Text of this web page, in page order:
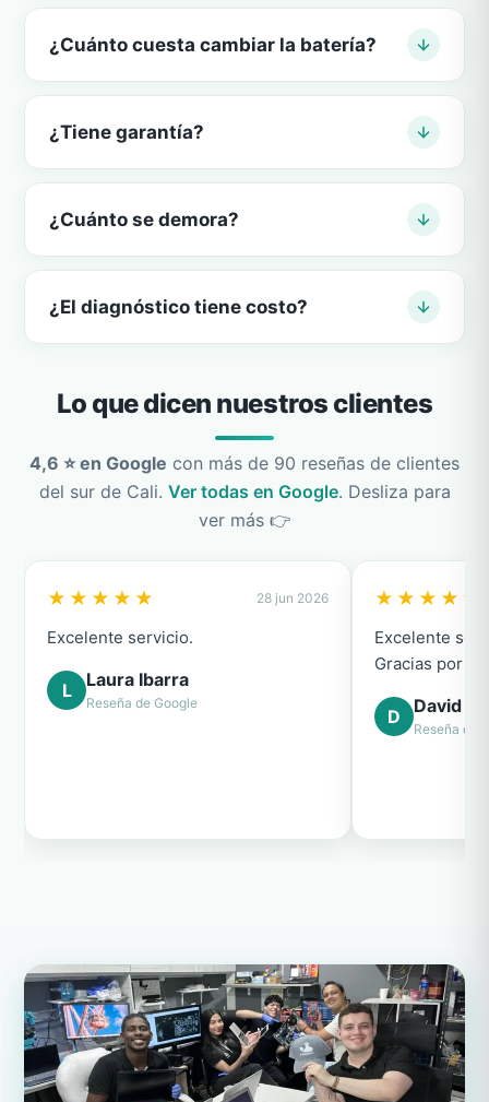
¿Cuánto cuesta cambiar la batería?
¿Tiene garantía?
¿Cuánto se demora?
¿El diagnóstico tiene costo?
Lo que dicen nuestros clientes
4,6 ⭐ en Google con más de 90 reseñas de clientes
del sur de Cali. Ver todas en Google. Desliza para
ver más 👉
★★★★★ 28 jun 2026
Excelente servicio.
L Laura Ibarra
Reseña de Google
★★★★★
Excelente
Gracias por el
D David
Reseña de